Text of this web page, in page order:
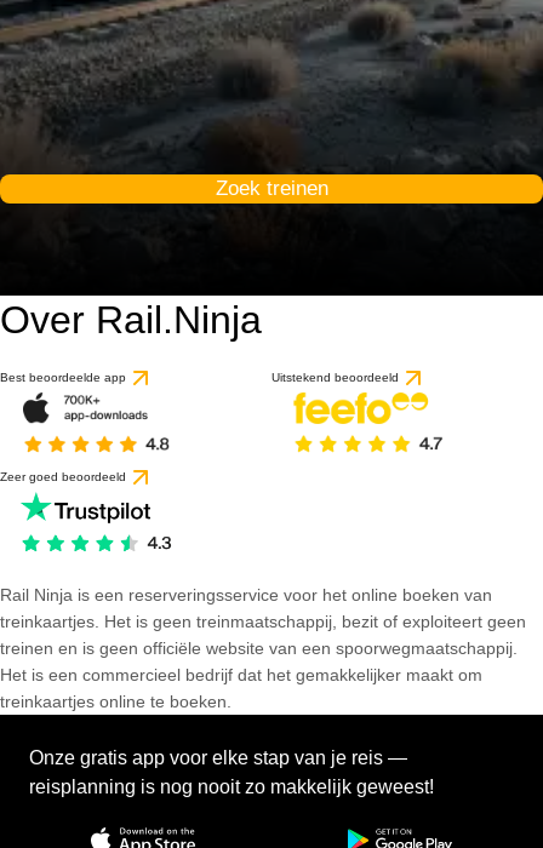
Zoek treinen
Over Rail.Ninja
Best beoordeelde app Uitstekend beoordeeld
Zeer goed beoordeeld
Rail Ninja is een reserveringsservice voor het online boeken van
treinkaartjes. Het is geen treinmaatschappij, bezit of exploiteert geen
treinen en is geen officiële website van een spoorwegmaatschappij.
Het is een commercieel bedrijf dat het gemakkelijker maakt om
treinkaartjes online te boeken.
Onze gratis app voor elke stap van je reis —
reisplanning is nog nooit zo makkelijk geweest!